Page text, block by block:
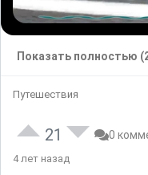
Показать полностью
Путешествия
21 0
4 лет назад